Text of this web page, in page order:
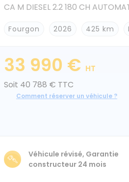
CA M DIESEL 2.2 180 CH
Fourgon 2026 425 km
33 990 € HT
Soit 40 788 € TTC
Comment réserver un véhicule ?
Véhicule révisé, Garantie
constructeur 24 mois